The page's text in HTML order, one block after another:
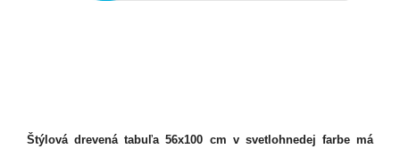
Štýlová drevená tabuľa 56x100 cm v svetlohnedej farbe má